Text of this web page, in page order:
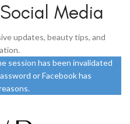
Media
updates, beauty tips, and
session has been invalidated
or Facebook has